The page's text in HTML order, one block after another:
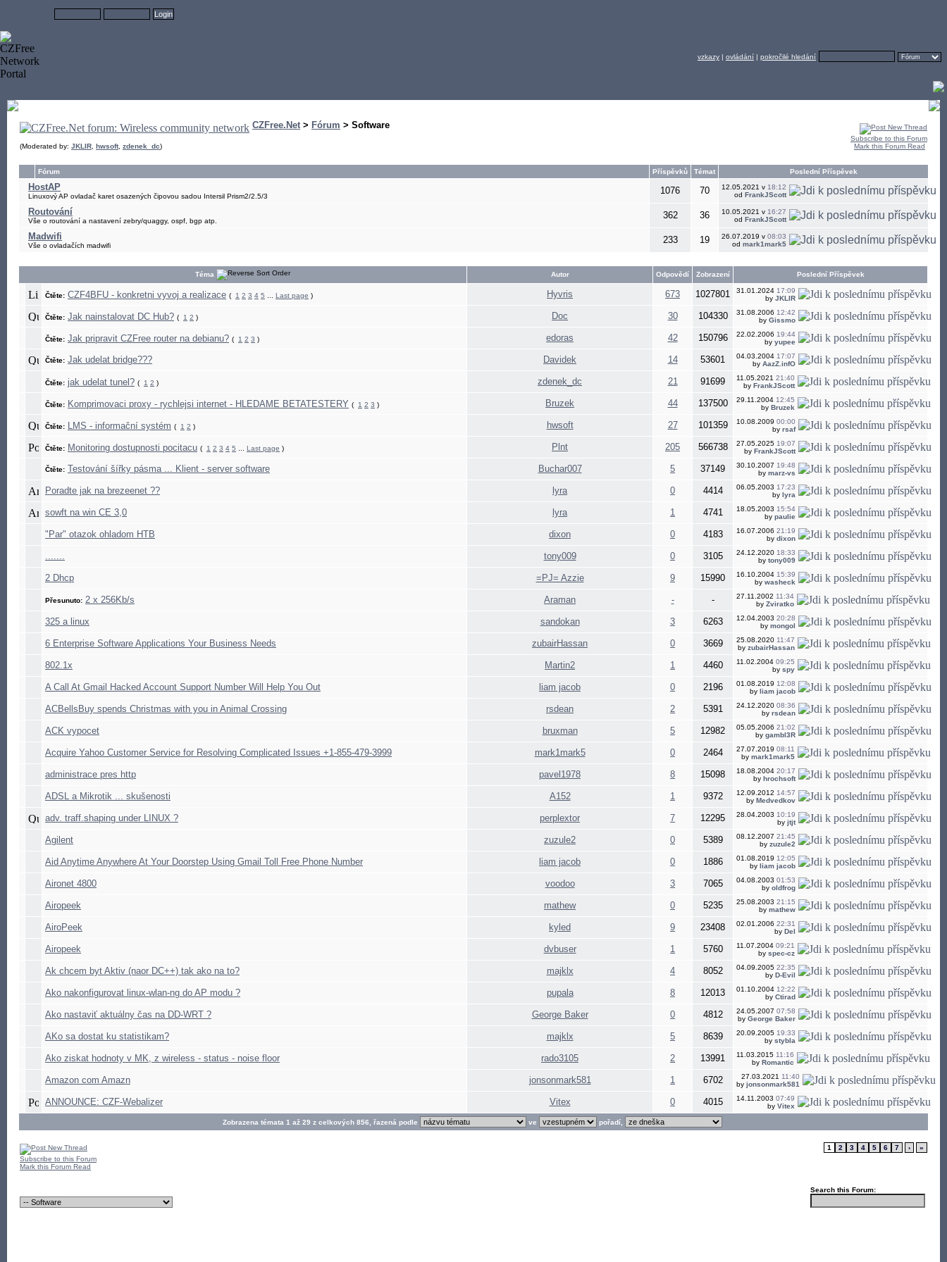
vzkazy | ovládání | pokročilé hledání
CZFree.Net > Fórum > Software
(Moderated by: JKLIR hwsoft, zdenek_dc)
Subscribe to this Forum
Mark this Forum Read
Fórum Příspěvků Témat Poslední Příspěvek
HostAP
Linuxový AP ovladač karet osazených čipovou sadou Intersil Prism2/2.5/3
1076 70 12.05.2021 v 18:12
od FrankJScott
Routování
Vše o routování a nastavení zebry/quaggy, ospf, bgp atp.
362 36 10.05.2021 v 16:27
od FrankJScott
Madwifi
Vše o ovladačích madwifi
233 19 26.07.2019 v 08:03
od mark1mark5
Téma Autor Odpovědí Zobrazení Poslední Příspěvek
Čtěte: CZF4BFU - konkretni vyvoj a realizace ( 1 2 3 4 5 Last page ) Hyvris 673 1027801 31.01.2024 17:09
by JKLIR
Čtěte: Jak nainstalovat DC Hub? ( 1 2 ) Doc 30 104330 31.08.2006 12:42
by Gissmo
Čtěte: Jak pripravit CZFree router na debianu? ( 1 2 3 ) edoras 42 150796 22.02.2006 19:44
by yupee
Čtěte: Jak udelat bridge??? Davidek 14 53601 04.03.2004 17:07
by AazZ.infO
Čtěte: jak udelat tunel? ( 1 2 ) zdenek_dc 21 91699 11.05.2021 21:40
by FrankJScott
Čtěte: Komprimovaci proxy - rychlejsi internet - HLEDAME BETATESTERY ( 1 2 3 ) Bruzek 44 137500 29.11.2004 12:45
by Bruzek
Čtěte: LMS - informační systém ( 1 2 ) hwsoft 27 101359 10.08.2009 00:00
by rsaf
Čtěte: Monitoring dostupnosti pocitacu ( 1 2 3 4 5 Last page ) Plnt 205 566738 27.05.2025 19:07
by FrankJScott
Čtěte: Testování šířky pásma ... Klient - server software Buchar007 5 37149 30.10.2007 19:48
by marz-vs
Poradte jak na brezeenet ?? lyra 0 4414 06.05.2003 17:23
by lyra
sowft na win CE 3,0 lyra 1 4741 18.05.2003 15:54
by paulie
"Par" otazok ohladom HTB dixon 0 4183 16.07.2006 21:19
by dixon
....... tony009 0 3105 24.12.2020 18:33
by tony009
2 Dhcp =PJ= Azzie 9 15990 16.10.2004 15:39
by washeck
Přesunuto: 2 x 256Kb/s Araman - - 27.11.2002 11:34
by Zviratko
325 a linux sandokan 3 6263 12.04.2003 20:28
by mongol
6 Enterprise Software Applications Your Business Needs zubairHassan 0 3669 25.08.2020 11:47
by zubairHassan
802.1x Martin2 1 4460 11.02.2004 09:25
by spy
A Call At Gmail Hacked Account Support Number Will Help You Out liam jacob 0 2196 01.08.2019 12:08
by liam jacob
ACBellsBuy spends Christmas with you in Animal Crossing rsdean 2 5391 24.12.2020 08:36
by rsdean
ACK vypocet bruxman 5 12982 05.05.2006 21:02
by gambl3R
Acquire Yahoo Customer Service for Resolving Complicated Issues +1-855-479-3999 mark1mark5 0 2464 27.07.2019 08:11
by mark1mark5
administrace pres http pavel1978 8 15098 18.08.2004 20:17
by hrochsoft
ADSL a Mikrotik ... skušenosti A152 1 9372 12.09.2012 14:57
by Medvedkov
adv. traff.shaping under LINUX ? perplextor 7 12295 28.04.2003 10:19
by jtjt
Agilent zuzule2 0 5389 08.12.2007 21:45
by zuzule2
Aid Anytime Anywhere At Your Doorstep Using Gmail Toll Free Phone Number liam jacob 0 1886 01.08.2019 12:05
by liam jacob
Aironet 4800 voodoo 3 7065 04.08.2003 01:53
by oldfrog
Airopeek mathew 0 5235 25.08.2003 21:15
by mathew
AiroPeek kyled 9 23408 02.01.2006 22:31
by Del
Airopeek dvbuser 1 5760 11.07.2004 09:21
by spec-cz
Ak chcem byt Aktiv (naor DC++) tak ako na to? majklx 4 8052 04.09.2005 22:35
by D-Evil
Ako nakonfigurovat linux-wlan-ng do AP modu ? pupala 8 12013 01.10.2004 12:22
by Ctirad
Ako nastaviť aktuálny čas na DD-WRT ? George Baker 0 4812 24.05.2007 07:58
by George Baker
AKo sa dostat ku statistikam? majklx 5 8639 20.09.2005 19:33
by stybla
Ako ziskat hodnoty v MK, z wireless - status - noise floor rado3105 2 13991 11.03.2015 11:16
by Romantic
Amazon com Amazn jonsonmark581 1 6702 27.03.2021 11:40
by jonsonmark581
ANNOUNCE: CZF-Webalizer Vitex 0 4015 14.11.2003 07:49
by Vitex
Zobrazena témata 1 až 29 z celkových 856, řazená podle ve pořadí,
Subscribe to this Forum
Mark this Forum Read
1 2 3 4 5 6 7 › »
Search this Forum: